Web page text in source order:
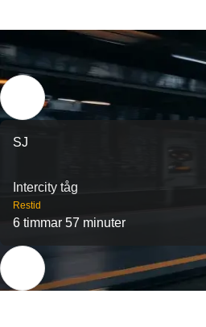
SJ
Intercity tåg
Restid
6 timmar 57 minuter